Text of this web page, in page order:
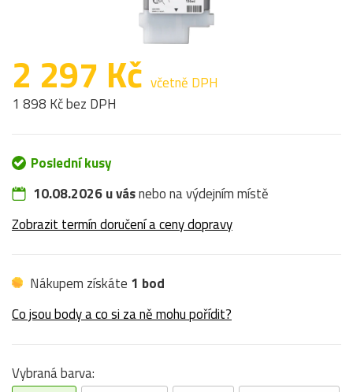
2 297 Kč včetně DPH
1 898 Kč bez DPH
Poslední kusy
10.08.2026 u vásnebo na výdejním místě
Zobrazit termín doručení a ceny dopravy
Nákupem získáte 1 bod
Co jsou body a co si za ně mohu pořídit?
Vybraná barva: